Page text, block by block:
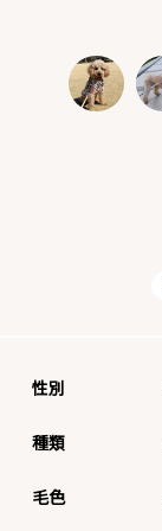
性別
種類
毛色